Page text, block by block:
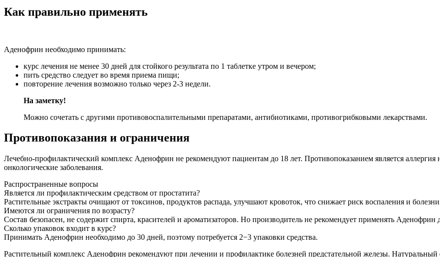
Как правильно применять
Аденофрин необходимо принимать:
курс лечения не менее 30 дней для стойкого результата по 1 таблетке утром и вечером;
пить средство следует во время приема пищи;
повторение лечения возможно только через 2-3 недели.
На заметку!
Можно сочетать с другими противовоспалительными препаратами, антибиотиками, противогрибковыми лекарствами.
Противопоказания и ограничения
Лечебно-профилактический комплекс Аденофрин не рекомендуют пациентам до 18 лет. Противопоказанием является
онкологические заболевания.
Распространенные вопросы
Является ли профилактическим средством от простатита?
Растительные экстракты очищают от токсинов, продуктов распада, улучшают кровоток, что снижает риск воспаления и
Имеются ли ограничения по возрасту?
Состав безопасен, не содержит спирта, красителей и ароматизаторов. Но производитель не рекомендует применять Аденофрин
Сколько упаковок входит в курс?
Принимать Аденофрин необходимо до 30 дней, поэтому потребуется 2−3 упаковки средства.
Растительный комплекс Аденофрин рекомендуют при лечении и профилактике болезней предстательной железы. Натуральный